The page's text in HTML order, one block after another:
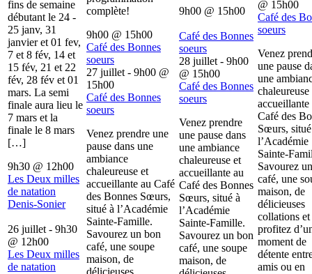
fins de semaine
débutant le 24 -
25 janv, 31
janvier et 01 fev,
7 et 8 fév, 14 et
15 fév, 21 et 22
fév, 28 fév et 01
mars. La semi
finale aura lieu le
7 mars et la
finale le 8 mars
[…]
9h30 @ 12h00
Les Deux milles
de natation
Denis-Sonier
26 juillet - 9h30
@ 12h00
Les Deux milles
de natation
complète!
9h00 @ 15h00
Café des Bonnes
soeurs
27 juillet - 9h00 @
15h00
Café des Bonnes
soeurs
Venez prendre une
pause dans une
ambiance
chaleureuse et
accueillante au Café
des Bonnes Sœurs,
situé à l’Académie
Sainte-Famille.
Savourez un bon
café, une soupe
maison, de
9h00 @ 15h00
Café des Bonnes
soeurs
28 juillet - 9h00
@ 15h00
Café des Bonnes
soeurs
Venez prendre
une pause dans
une ambiance
chaleureuse et
accueillante au
Café des Bonnes
Sœurs, situé à
l’Académie
Sainte-Famille.
Savourez un bon
café, une soupe
maison, de
@ 15h00
Café des
soeurs
Venez
une pause
une
chaleureuse
accueillante
Café des
Sœurs,
l’Académie
Sainte-
Savourez
café, une
maison, de
délicieuses
collations et
profitez
moment de
détente
amis ou en